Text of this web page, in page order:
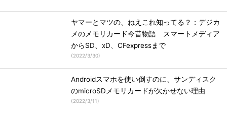
ヤマーとマツの、ねえこれ知ってる？：デジカ
メのメモリカード今昔物語 スマートメディア
からSD、xD、CFexpressまで
(2022/3/30)
Androidスマホを使い倒すのに、サンディスク
のmicroSDメモリカードが欠かせない理由
(2022/3/11)